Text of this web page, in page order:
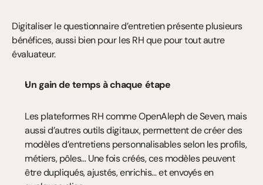
Digitaliser le questionnaire d’entretien présente plusieurs
bénéfices, aussi bien pour les RH que pour tout autre
évaluateur.
Un gain de temps à chaque étape
Les plateformes RH comme OpenAleph de Seven, mais
aussi d’autres outils digitaux, permettent de créer des
modèles d’entretiens personnalisables selon les profils,
métiers, pôles… Une fois créés, ces modèles peuvent
être dupliqués, ajustés, enrichis… et envoyés en